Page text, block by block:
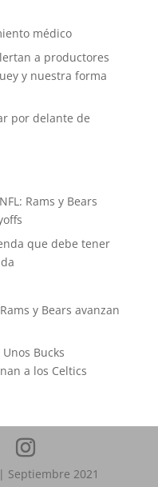
médico
a productores
y nuestra forma
por delante de
NFL: Rams y Bears
que debe tener
y Bears avanzan
Unos Bucks
a los Celtics
Septiembre 2021